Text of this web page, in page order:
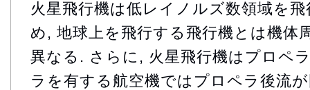
火星飛行機は低レイノルズ数領域を
め, 地球上を飛行する飛行機とは機体
異なる. さらに, 火星飛行機はプロペ
ラを有する航空機ではプロペラ後流